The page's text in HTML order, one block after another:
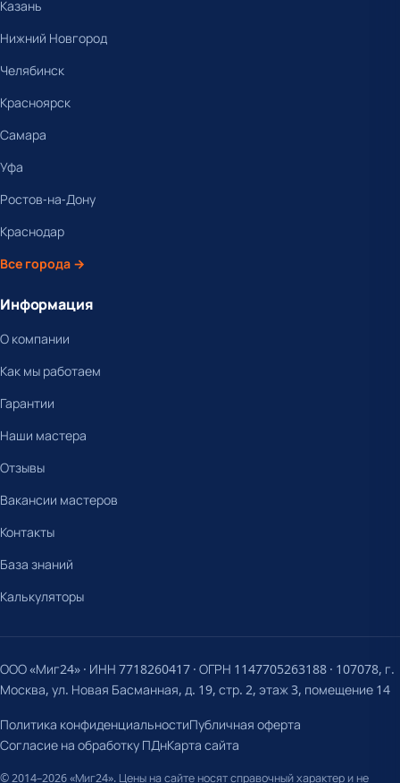
Казань
Нижний Новгород
Челябинск
Красноярск
Самара
Уфа
Ростов-на-Дону
Краснодар
Все города →
Информация
О компании
Как мы работаем
Гарантии
Наши мастера
Отзывы
Вакансии мастеров
Контакты
База знаний
Калькуляторы
ООО «Миг24» · ИНН 7718260417 · ОГРН 1147705263188 · 107078, г.
Москва, ул. Новая Басманная, д. 19, стр. 2, этаж 3, помещение 14
Политика конфиденциальностиПубличная оферта
Согласие на обработку ПДнКарта сайта
© 2014–2026 «Миг24». Цены на сайте носят справочный характер и не